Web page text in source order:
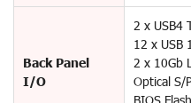
Back Panel
I/O
2 x USB4
12 x USB
2 x 10Gb
Optical S/